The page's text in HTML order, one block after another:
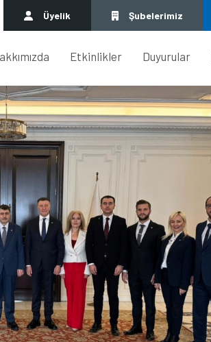
Üyelik Şubelerimiz
Etkinlikler Duyurular